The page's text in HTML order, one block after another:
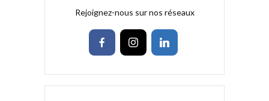
Rejoignez-nous sur nos réseaux